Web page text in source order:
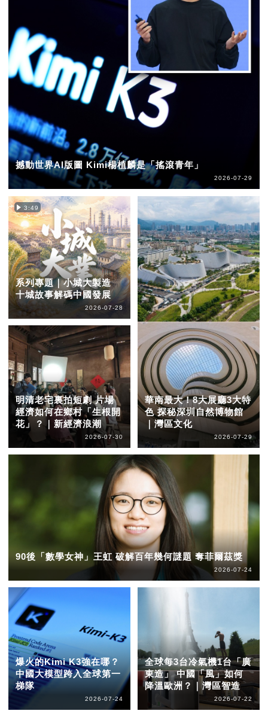
撼動世界AI版圖 Kimi楊植麟是「搖滾青年」
2026-07-29
3:49
系列專題｜小城大製造
十城故事解碼中國發展
2026-07-28
明清老宅裏拍短劇 片場
經濟如何在鄉村「生根開
花」？｜新經濟浪潮
2026-07-30
華南最大！8大展廳3大特
色 探秘深圳自然博物館
｜灣區文化
2026-07-29
90後「數學女神」王虹 破解百年幾何謎題 奪菲爾茲獎
2026-07-24
爆火的Kimi K3強在哪？
中國大模型跨入全球第一
梯隊
2026-07-24
全球每3台冷氣機1台「廣
東造」 中國「風」如何
降溫歐洲？｜灣區智造
2026-07-22